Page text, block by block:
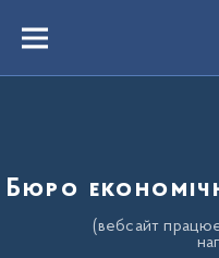
вмістуMenu
Бюро
(вебсайт